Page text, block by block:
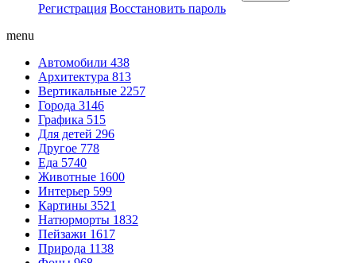
Регистрация Восстановить пароль
menu
Автомобили 438
Архитектура 813
Вертикальные 2257
Города 3146
Графика 515
Для детей 296
Другое 778
Еда 5740
Животные 1600
Интерьер 599
Картины 3521
Натюрморты 1832
Пейзажи 1617
Природа 1138